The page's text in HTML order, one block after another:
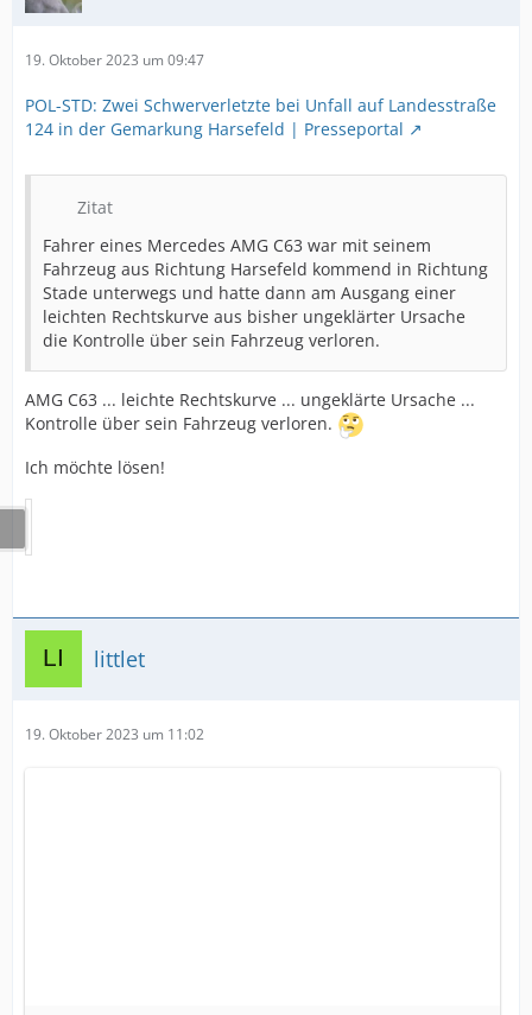
19. Oktober 2023 um 09:47
POL-STD: Zwei Schwerverletzte bei Unfall auf Landesstraße
124 in der Gemarkung Harsefeld | Presseportal
Zitat
Fahrer eines Mercedes AMG C63 war mit seinem
Fahrzeug aus Richtung Harsefeld kommend in Richtung
Stade unterwegs und hatte dann am Ausgang einer
leichten Rechtskurve aus bisher ungeklärter Ursache
die Kontrolle über sein Fahrzeug verloren.
AMG C63 ... leichte Rechtskurve ... ungeklärte Ursache ...
Kontrolle über sein Fahrzeug verloren.
Ich möchte lösen!
littlet
19. Oktober 2023 um 11:02